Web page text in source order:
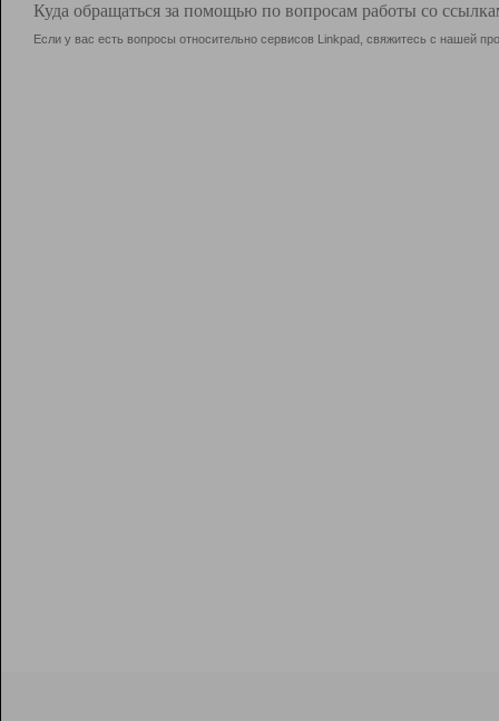
Куда обращаться за помощью по вопросам работы со
Если у вас есть вопросы относительно сервисов Linkpad, свяжитесь с нашей